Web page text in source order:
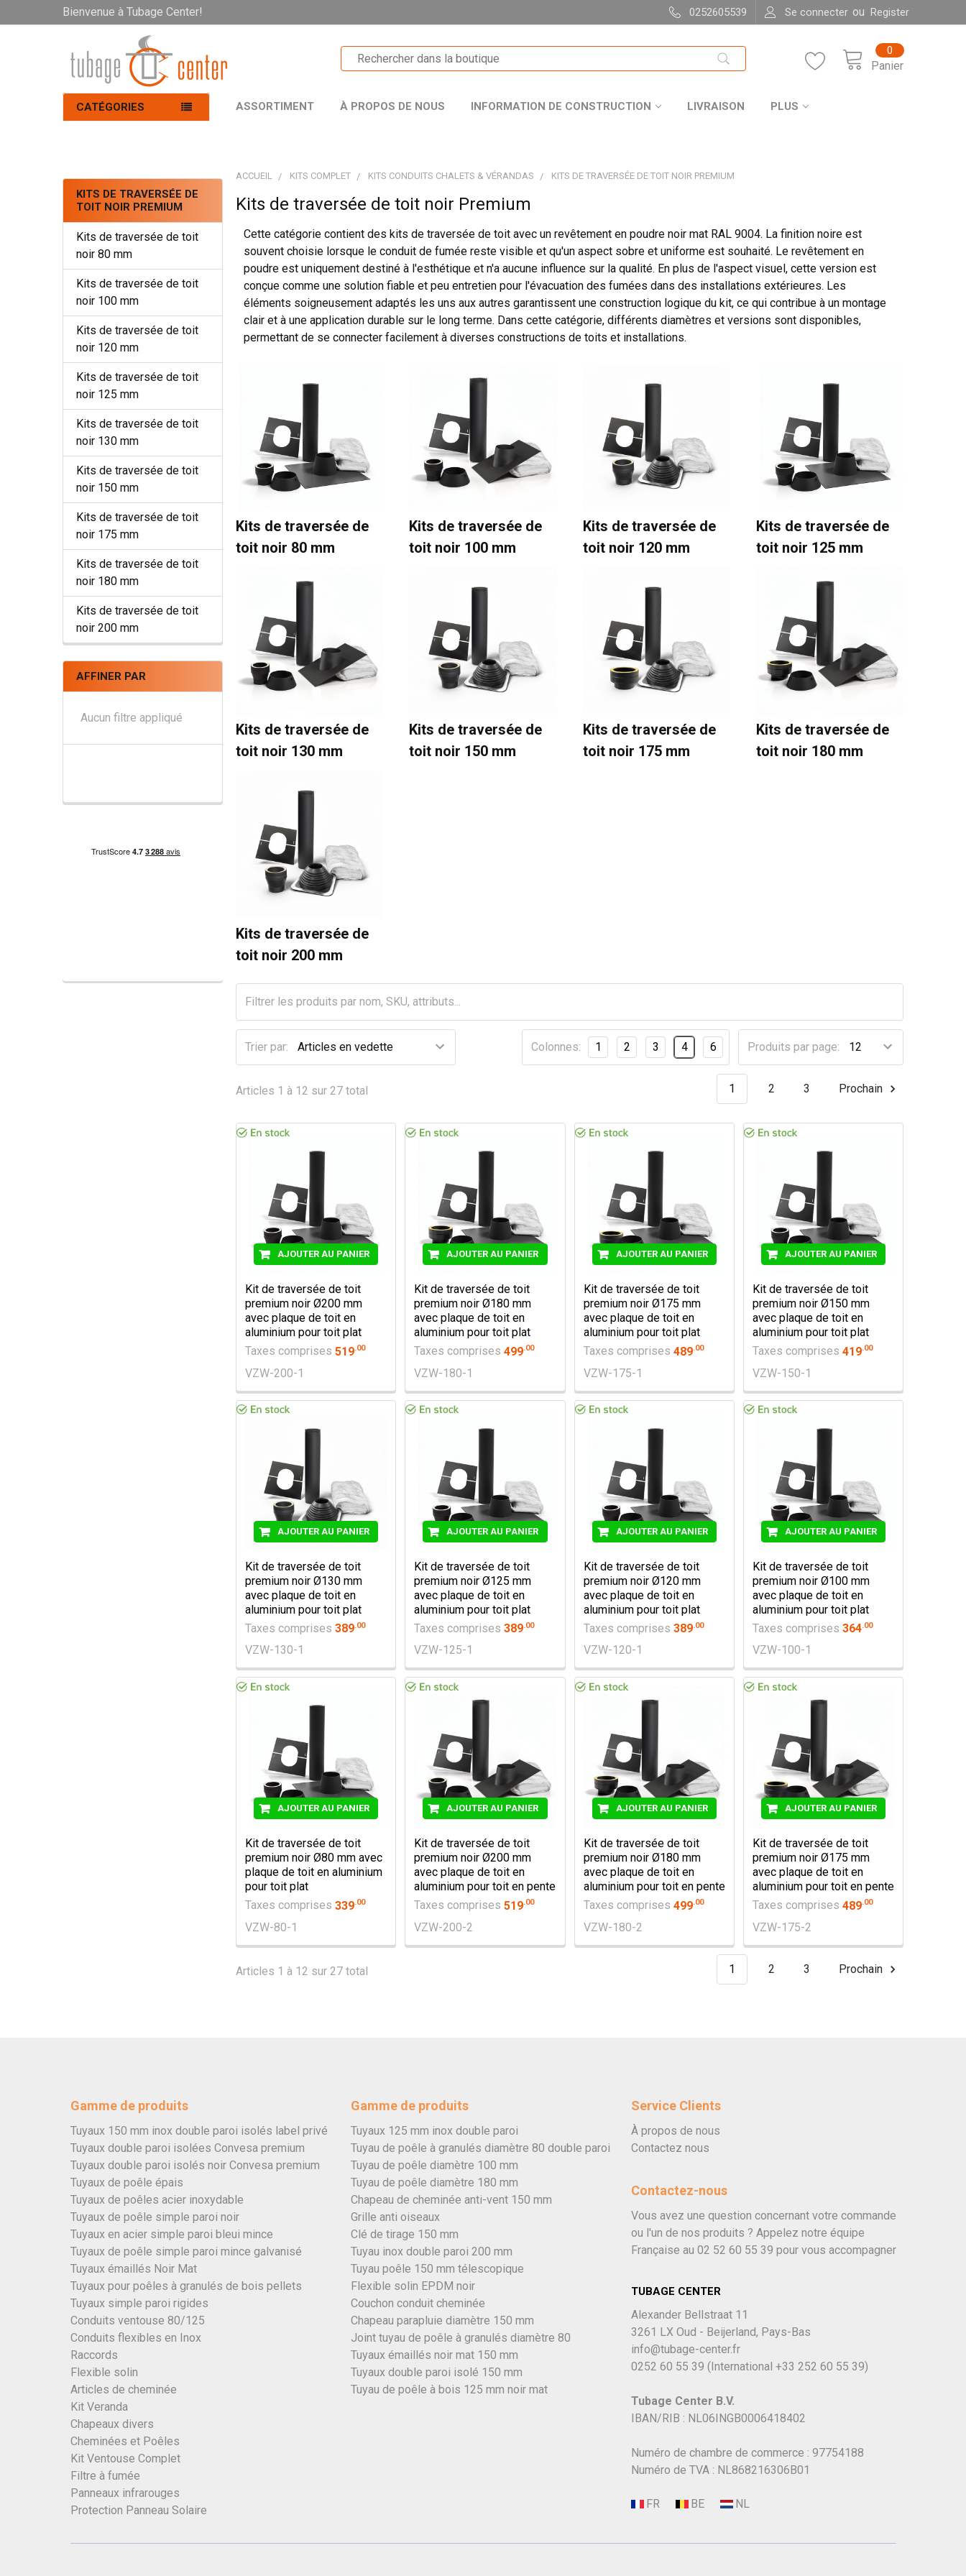
Bienvenue à Tubage Center! 0252605539 Se connecter ou Register
Panier
0
CATÉGORIES ASSORTIMENT À PROPOS DE NOUS INFORMATION DE CONSTRUCTION LIVRAISON PLUS
KITS DE TRAVERSÉE DE
TOIT NOIR PREMIUM
Kits de traversée de toit
noir 80 mm
Kits de traversée de toit
noir 100 mm
Kits de traversée de toit
noir 120 mm
Kits de traversée de toit
noir 125 mm
Kits de traversée de toit
noir 130 mm
Kits de traversée de toit
noir 150 mm
Kits de traversée de toit
noir 175 mm
Kits de traversée de toit
noir 180 mm
Kits de traversée de toit
noir 200 mm
AFFINER PAR
Aucun filtre appliqué
ACCUEIL KITS COMPLET KITS CONDUITS CHALETS & VÉRANDAS KITS DE TRAVERSÉE DE TOIT NOIR PREMIUM
Kits de traversée de toit noir Premium
Cette catégorie contient des kits de traversée de toit avec un revêtement en poudre noir mat RAL 9004. La finition noire est
souvent choisie lorsque le conduit de fumée reste visible et qu'un aspect sobre et uniforme est souhaité. Le revêtement en
poudre est uniquement destiné à l'esthétique et n'a aucune influence sur la qualité. En plus de l'aspect visuel, cette version est
conçue comme une solution fiable et peu entretien pour l'évacuation des fumées dans des installations extérieures. Les
éléments soigneusement adaptés les uns aux autres garantissent une construction logique du kit, ce qui contribue à un montage
clair et à une application durable sur le long terme. Dans cette catégorie, différents diamètres et versions sont disponibles,
permettant de se connecter facilement à diverses constructions de toits et installations.
Kits de traversée de
toit noir 80 mm
Kits de traversée de
toit noir 100 mm
Kits de traversée de
toit noir 120 mm
Kits de traversée de
toit noir 125 mm
Kits de traversée de
toit noir 130 mm
Kits de traversée de
toit noir 150 mm
Kits de traversée de
toit noir 175 mm
Kits de traversée de
toit noir 180 mm
Kits de traversée de
toit noir 200 mm
Trier par: Produits par page:
Colonnes: 1 2 3 4 6
Articles 1 à 12 sur 27 total 1 2 3 Prochain
AJOUTER AU PANIER
Kit de traversée de toit
premium noir Ø200 mm
avec plaque de toit en
aluminium pour toit plat
Taxes comprises519.00
VZW-200-1
AJOUTER AU PANIER
Kit de traversée de toit
premium noir Ø180 mm
avec plaque de toit en
aluminium pour toit plat
Taxes comprises499.00
VZW-180-1
AJOUTER AU PANIER
Kit de traversée de toit
premium noir Ø175 mm
avec plaque de toit en
aluminium pour toit plat
Taxes comprises 489.00
VZW-175-1
AJOUTER AU PANIER
Kit de traversée de toit
premium noir Ø150 mm
avec plaque de toit en
aluminium pour toit plat
Taxes comprises 419.00
VZW-150-1
AJOUTER AU PANIER
Kit de traversée de toit
premium noir Ø130 mm
avec plaque de toit en
aluminium pour toit plat
Taxes comprises389.00
VZW-130-1
AJOUTER AU PANIER
Kit de traversée de toit
premium noir Ø125 mm
avec plaque de toit en
aluminium pour toit plat
Taxes comprises389.00
VZW-125-1
AJOUTER AU PANIER
Kit de traversée de toit
premium noir Ø120 mm
avec plaque de toit en
aluminium pour toit plat
Taxes comprises 389.00
VZW-120-1
AJOUTER AU PANIER
Kit de traversée de toit
premium noir Ø100 mm
avec plaque de toit en
aluminium pour toit plat
Taxes comprises 364.00
VZW-100-1
AJOUTER AU PANIER
Kit de traversée de toit
premium noir Ø80 mm avec
plaque de toit en aluminium
pour toit plat
Taxes comprises339.00
VZW-80-1
AJOUTER AU PANIER
Kit de traversée de toit
premium noir Ø200 mm
avec plaque de toit en
aluminium pour toit en pente
Taxes comprises519.00
VZW-200-2
AJOUTER AU PANIER
Kit de traversée de toit
premium noir Ø180 mm
avec plaque de toit en
aluminium pour toit en pente
Taxes comprises 499.00
VZW-180-2
AJOUTER AU PANIER
Kit de traversée de toit
premium noir Ø175 mm
avec plaque de toit en
aluminium pour toit en pente
Taxes comprises 489.00
VZW-175-2
Articles 1 à 12 sur 27 total 1 2 3 Prochain
Gamme de produits
Tuyaux 150 mm inox double paroi isolés label privé
Tuyaux double paroi isolées Convesa premium
Tuyaux double paroi isolés noir Convesa premium
Tuyaux de poêle épais
Tuyaux de poêles acier inoxydable
Tuyaux de poêle simple paroi noir
Tuyaux en acier simple paroi bleui mince
Tuyaux de poêle simple paroi mince galvanisé
Tuyaux émaillés Noir Mat
Tuyaux pour poêles à granulés de bois pellets
Tuyaux simple paroi rigides
Conduits ventouse 80/125
Conduits flexibles en Inox
Raccords
Flexible solin
Articles de cheminée
Kit Veranda
Chapeaux divers
Cheminées et Poêles
Kit Ventouse Complet
Filtre à fumée
Panneaux infrarouges
Protection Panneau Solaire
Gamme de produits
Tuyaux 125 mm inox double paroi
Tuyau de poêle à granulés diamètre 80 double paroi
Tuyau de poêle diamètre 100 mm
Tuyau de poêle diamètre 180 mm
Chapeau de cheminée anti-vent 150 mm
Grille anti oiseaux
Clé de tirage 150 mm
Tuyau inox double paroi 200 mm
Tuyau poêle 150 mm télescopique
Flexible solin EPDM noir
Couchon conduit cheminée
Chapeau parapluie diamètre 150 mm
Joint tuyau de poêle à granulés diamètre 80
Tuyaux émaillés noir mat 150 mm
Tuyaux double paroi isolé 150 mm
Tuyau de poêle à bois 125 mm noir mat
Service Clients
À propos de nous
Contactez nous
Contactez-nous
Vous avez une question concernant votre commande
ou l'un de nos produits ? Appelez notre équipe
Française au 02 52 60 55 39 pour vous accompagner
TUBAGE CENTER
Alexander Bellstraat 11
3261 LX Oud - Beijerland, Pays-Bas
info@tubage-center.fr
0252 60 55 39 (International +33 252 60 55 39)
Tubage Center B.V.
IBAN/RIB : NL06INGB0006418402
Numéro de chambre de commerce : 97754188
Numéro de TVA : NL868216306B01